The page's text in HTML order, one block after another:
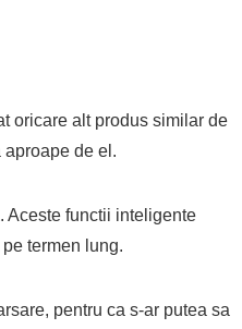
oricare alt produs similar de
aproape de el.
. Aceste functii inteligente
termen lung.
pentru ca s-ar putea sa